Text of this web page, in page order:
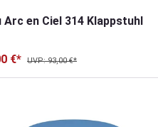
Arc en Ciel 314 Klappstuhl
€* UVP: 93,00 €*